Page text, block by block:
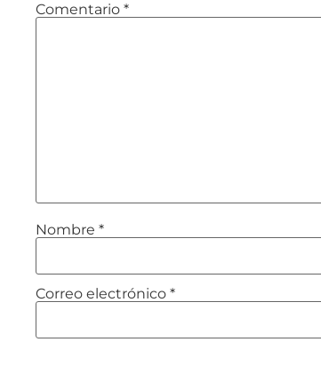
Comentario *
Nombre *
Correo electrónico *